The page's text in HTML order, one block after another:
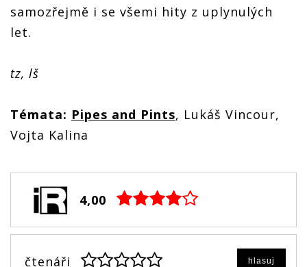
samozřejmě i se všemi hity z uplynulých
let.
tz, lš
Témata: Pipes and Pints, Lukáš Vincour,
Vojta Kalina
4,00
čtenáři hlasuj